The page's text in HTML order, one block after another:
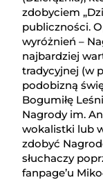
zdobyciem
publiczności.
wyróżnień –
najbardziej
tradycyjnej (w
podobizną
Bogumiłę
Nagrody im.
wokalistki lub
zdobyć
słuchaczy
fanpage’u